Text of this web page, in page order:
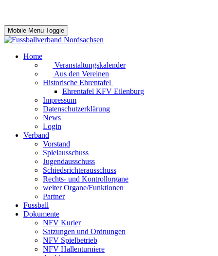
Mobile Menu Toggle
Home
Veranstaltungskalender
Aus den Vereinen
Historische Ehrentafel
Ehrentafel KFV Eilenburg
Impressum
Datenschutzerklärung
News
Login
Verband
Vorstand
Spielausschuss
Jugendausschuss
Schiedsrichterausschuss
Rechts- und Kontrollorgane
weiter Organe/Funktionen
Partner
Fussball
Dokumente
NFV Kurier
Satzungen und Ordnungen
NFV Spielbetrieb
NFV Hallenturniere